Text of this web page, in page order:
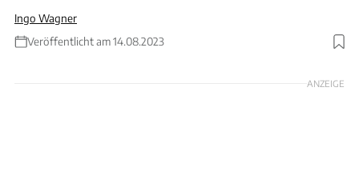
Ingo Wagner
Veröffentlicht am 14.08.2023
Foto: ALEXANDRA KLINGER, www.alexandra
ANZEIGE